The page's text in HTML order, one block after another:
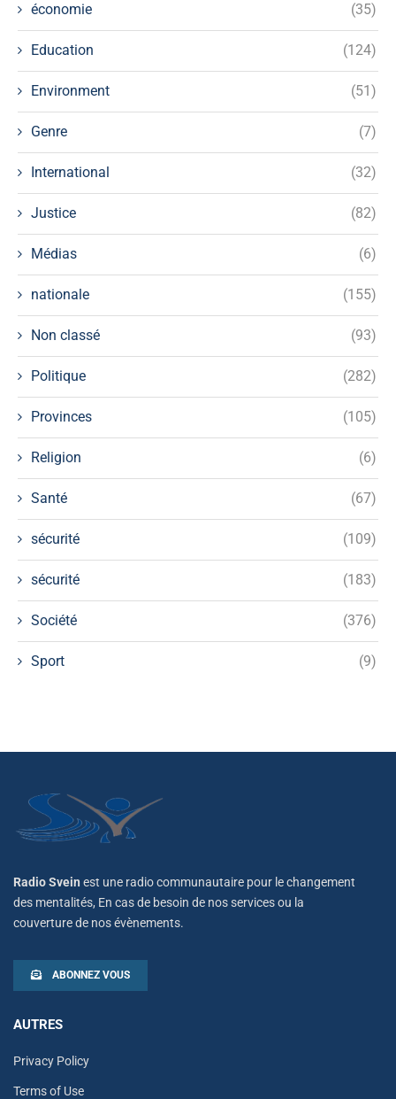
économie (35)
Education (124)
Environment (51)
Genre (7)
International (32)
Justice (82)
Médias (6)
nationale (155)
Non classé (93)
Politique (282)
Provinces (105)
Religion (6)
Santé (67)
sécurité (109)
sécurité (183)
Société (376)
Sport (9)
Radio Svein est une radio communautaire pour le changement
des mentalités, En cas de besoin de nos services ou la
couverture de nos évènements.
ABONNEZ VOUS
AUTRES
Privacy Policy
Terms of Use